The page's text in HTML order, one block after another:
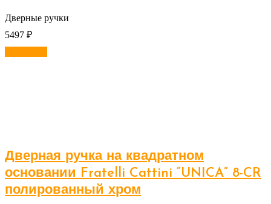
Дверные ручки
5497 ₽
Дверная ручка на квадратном
основании Fratelli Cattini “UNICA” 8-CR
полированный хром